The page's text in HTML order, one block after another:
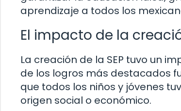
aprendizaje a todos los
El impacto de la
La creación de la SEP tuvo un
de los logros más destacados
que todos los niños y jóvenes
origen social o económico.